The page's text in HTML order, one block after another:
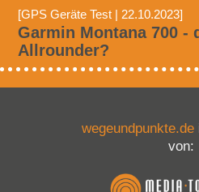
[GPS Geräte Test | 22.10.2023]
Garmin Montana 700 -
Allrounder?
wegeundpunkte.de
von: